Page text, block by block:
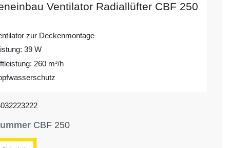
Ventilator Radiallüfter CBF 250
zur Deckenmontage
39 W
260 m³/h
CBF 250